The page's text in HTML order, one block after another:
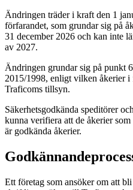
Ändringen träder i kraft den 1
förfarandet, som grundar sig på
31 december 2026 och kan inte
av 2027.
Ändringen grundar sig på punkt
2015/1998, enligt vilken åkerier i
Traficoms tillsyn.
Säkerhetsgodkända speditörer
kunna verifiera att de åkerier
är godkända åkerier.
Ett företag som ansöker om att